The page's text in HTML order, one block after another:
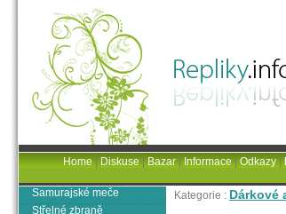
Kategorie : Dárkové
Samurajské meče
Střelné zbraně
Home|Diskuse|Bazar|Informace|Odkazy|